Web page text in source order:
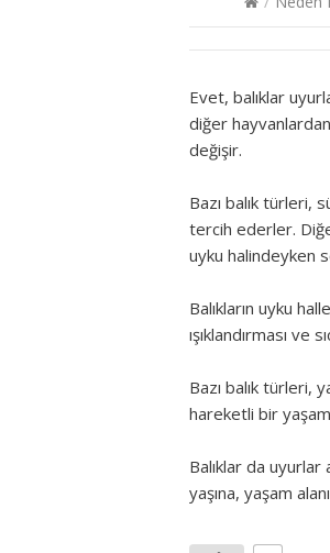
Evet, balıklar
diğer hayvanlardan
değişir.
Bazı balık türleri,
tercih ederler.
uyku halindeyken
Balıkların uyku
ışıklandırması ve
Bazı balık türleri,
hareketli bir
Balıklar da uyurlar
yaşına, yaşam